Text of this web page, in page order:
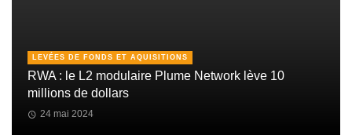
LEVÉES DE FONDS ET AQUISITIONS
RWA : le L2 modulaire Plume Network lève 10
millions de dollars
24 mai 2024